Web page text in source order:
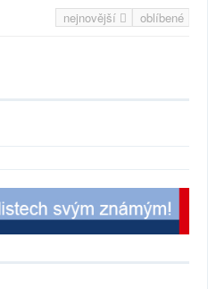
nejnovější oblíbené